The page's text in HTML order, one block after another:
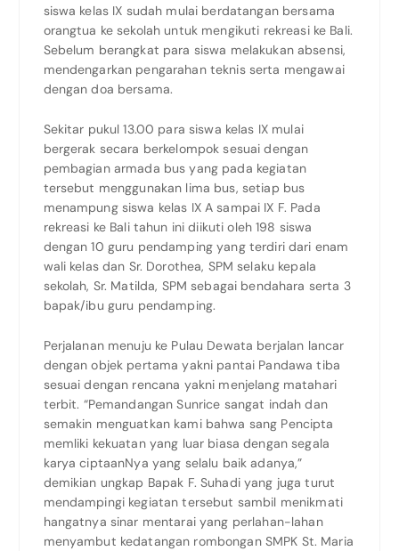
siswa kelas IX sudah mulai berdatangan bersama
orangtua ke sekolah untuk mengikuti rekreasi ke Bali.
Sebelum berangkat para siswa melakukan absensi,
mendengarkan pengarahan teknis serta mengawai
dengan doa bersama.
Sekitar pukul 13.00 para siswa kelas IX mulai
bergerak secara berkelompok sesuai dengan
pembagian armada bus yang pada kegiatan
tersebut menggunakan lima bus, setiap bus
menampung siswa kelas IX A sampai IX F. Pada
rekreasi ke Bali tahun ini diikuti oleh 198 siswa
dengan 10 guru pendamping yang terdiri dari enam
wali kelas dan Sr. Dorothea, SPM selaku kepala
sekolah, Sr. Matilda, SPM sebagai bendahara serta 3
bapak/ibu guru pendamping.
Perjalanan menuju ke Pulau Dewata berjalan lancar
dengan objek pertama yakni pantai Pandawa tiba
sesuai dengan rencana yakni menjelang matahari
terbit. “Pemandangan Sunrice sangat indah dan
semakin menguatkan kami bahwa sang Pencipta
memliki kekuatan yang luar biasa dengan segala
karya ciptaanNya yang selalu baik adanya,”
demikian ungkap Bapak F. Suhadi yang juga turut
mendampingi kegiatan tersebut sambil menikmati
hangatnya sinar mentarai yang perlahan-lahan
menyambut kedatangan rombongan SMPK St. Maria